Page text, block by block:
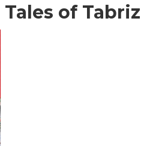
of Tabriz